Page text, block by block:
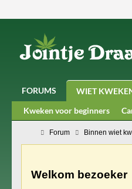
FORUMS WIET
Kweken voor beginners
Forum Binnen wiet
Welkom bezoeker